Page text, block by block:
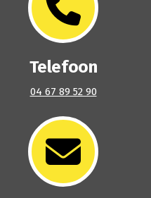
Telefoon
04 67 89 52 90